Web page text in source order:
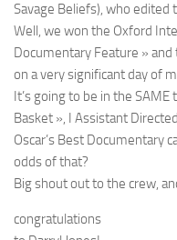
Savage Beliefs), who edited
Well, we won the Oxford
Documentary Feature »
on a very significant day of
It’s going to be in the
Basket », I Assistant
Oscar’s Best Documentary
odds of that?
Big shout out to the crew,
congratulations